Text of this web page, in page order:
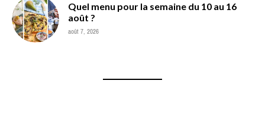
Quel menu pour la semaine du 10 au 16
août ?
août 7, 2026